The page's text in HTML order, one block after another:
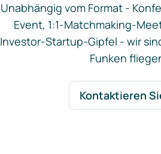
Unabhängig vom Format -
Event, 1:1-Matchmaking-
Investor-Startup-Gipfel - wir
Funken
Kontaktieren